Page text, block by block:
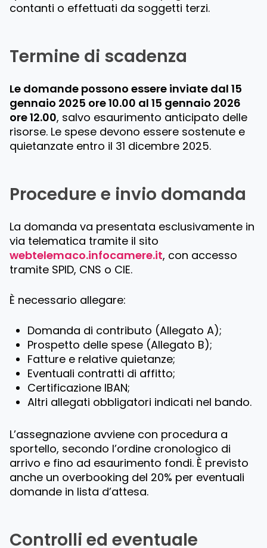
contanti o effettuati da soggetti terzi.
Termine di scadenza
Le domande possono essere inviate dal 15
gennaio 2025 ore 10.00 al 15 gennaio 2026
ore 12.00, salvo esaurimento anticipato delle
risorse. Le spese devono essere sostenute e
quietanzate entro il 31 dicembre 2025.
Procedure e invio domanda
La domanda va presentata esclusivamente in
via telematica tramite il sito
webtelemaco.infocamere.it, con accesso
tramite SPID, CNS o CIE.
È necessario allegare:
Domanda di contributo (Allegato A);
Prospetto delle spese (Allegato B);
Fatture e relative quietanze;
Eventuali contratti di affitto;
Certificazione IBAN;
Altri allegati obbligatori indicati nel bando.
L’assegnazione avviene con procedura a
sportello, secondo l’ordine cronologico di
arrivo e fino ad esaurimento fondi. È previsto
anche un overbooking del 20% per eventuali
domande in lista d’attesa.
Controlli ed eventuale